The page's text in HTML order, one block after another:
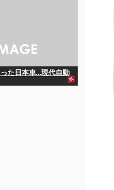
た日本車…現代自動